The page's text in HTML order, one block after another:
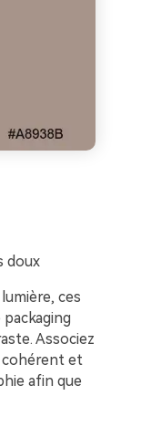
doux
ces
Associez
cohérent et
afin que